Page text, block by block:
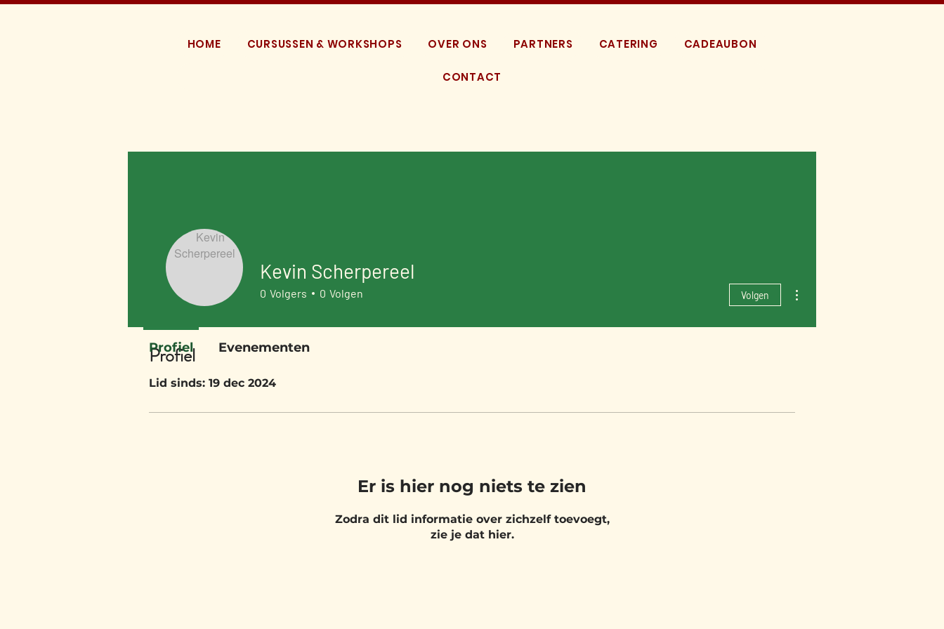
HOME CURSUSSEN & WORKSHOPS OVER ONS PARTNERS CATERING CADEAUBON
CONTACT
Profiel
Lid sinds: 19 dec 2024
Er is hier nog niets te zien
Zodra dit lid informatie over zichzelf toevoegt,
zie je dat hier.
Kevin Scherpereel
0 Volgers 0 Volgen Volgen
Profiel Evenementen